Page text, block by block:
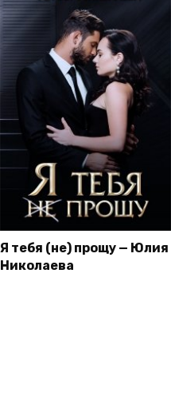
Я тебя (не) прощу — Юлия
Николаева